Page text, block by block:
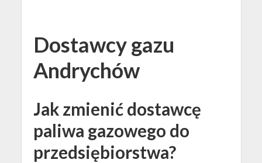
Dostawcy gazu
Andrychów
Jak zmienić dostawcę
paliwa gazowego do
przedsiębiorstwa?